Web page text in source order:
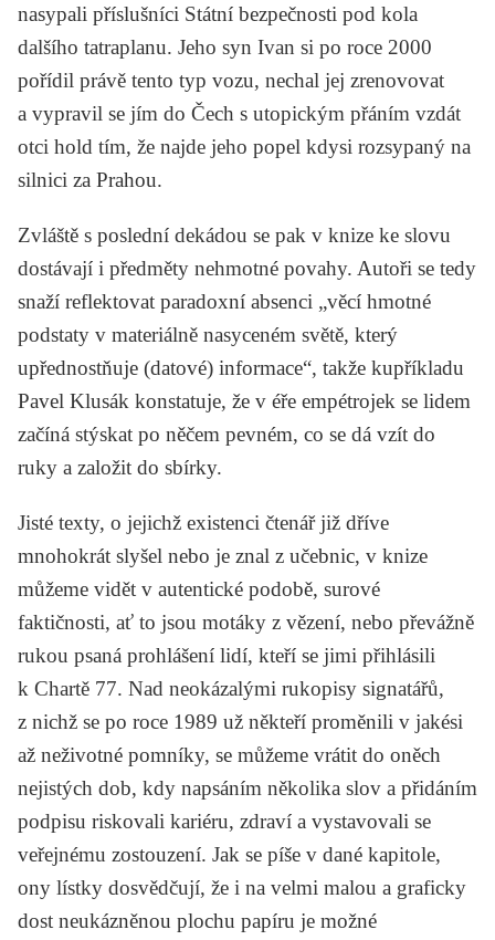
nasypali příslušníci Státní bezpečnosti pod kola
dalšího tatraplanu. Jeho syn Ivan si po roce 2000
pořídil právě tento typ vozu, nechal jej zrenovovat
a vypravil se jím do Čech s utopickým přáním vzdát
otci hold tím, že najde jeho popel kdysi rozsypaný na
silnici za Prahou.
Zvláště s poslední dekádou se pak v knize ke slovu
dostávají i předměty nehmotné povahy. Autoři se tedy
snaží reflektovat paradoxní absenci „věcí hmotné
podstaty v materiálně nasyceném světě, který
upřednostňuje (datové) informace“, takže kupříkladu
Pavel Klusák konstatuje, že v éře empétrojek se lidem
začíná stýskat po něčem pevném, co se dá vzít do
ruky a založit do sbírky.
Jisté texty, o jejichž existenci čtenář již dříve
mnohokrát slyšel nebo je znal z učebnic, v knize
můžeme vidět v autentické podobě, surové
faktičnosti, ať to jsou motáky z vězení, nebo převážně
rukou psaná prohlášení lidí, kteří se jimi přihlásili
k Chartě 77. Nad neokázalými rukopisy signatářů,
z nichž se po roce 1989 už někteří proměnili v jakési
až neživotné pomníky, se můžeme vrátit do oněch
nejistých dob, kdy napsáním několika slov a přidáním
podpisu riskovali kariéru, zdraví a vystavovali se
veřejnému zostouzení. Jak se píše v dané kapitole,
ony lístky dosvědčují, že i na velmi malou a graficky
dost neukázněnou plochu papíru je možné